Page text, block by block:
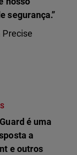
segurança.”
Precise
é uma
a
e outros